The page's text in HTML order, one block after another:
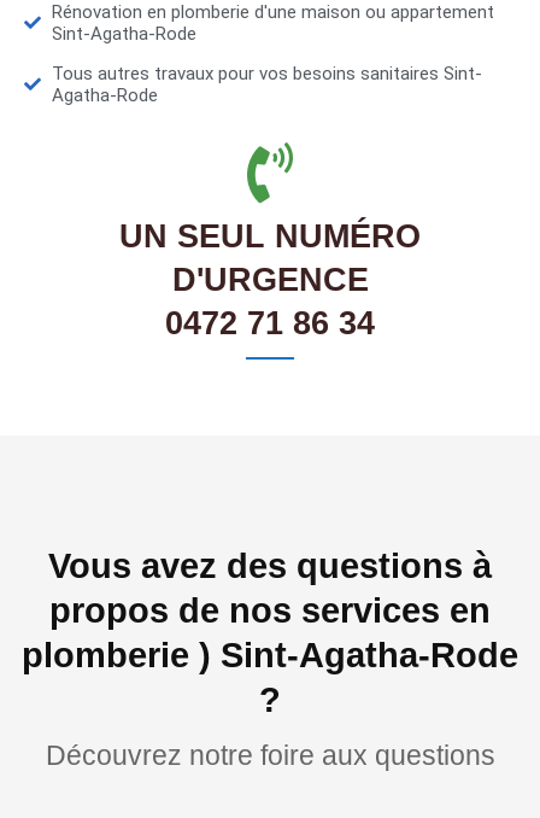
Rénovation en plomberie d'une maison ou appartement
Sint-Agatha-Rode
Tous autres travaux pour vos besoins sanitaires Sint-
Agatha-Rode
UN SEUL NUMÉRO
D'URGENCE
0472 71 86 34
Vous avez des questions à
propos de nos services en
plomberie ) Sint-Agatha-Rode
?
Découvrez notre foire aux questions